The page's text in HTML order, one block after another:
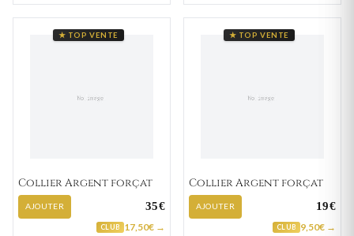
★ TOP VENTE
Collier Argent forçat
AJOUTER 35€
CLUB 17,50€ →
★ TOP VENTE
Collier Argent forçat
AJOUTER 19€
CLUB 9,50€ →